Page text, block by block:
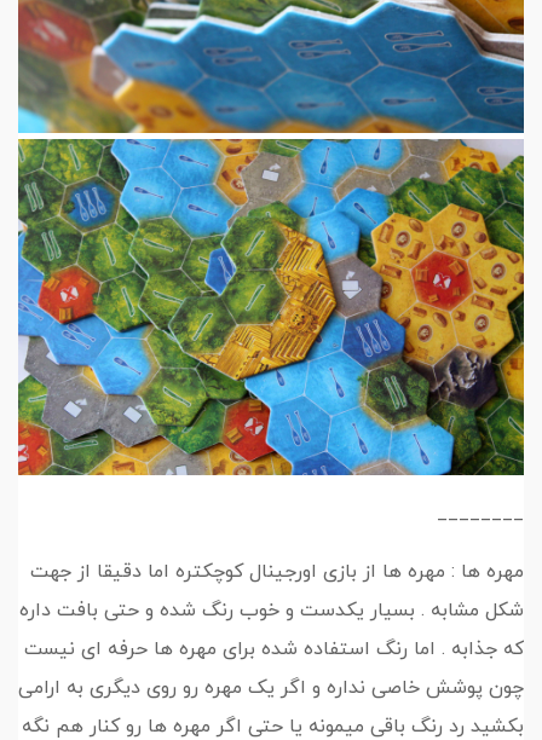
________
مهره ها : مهره ها از بازی اورجینال کوچکتره اما دقیقا از جهت
شکل مشابه . بسیار یکدست و خوب رنگ شده و حتی بافت داره
که جذابه . اما رنگ استفاده شده برای مهره ها حرفه ای نیست
چون پوشش خاصی نداره و اگر یک مهره رو روی دیگری به ارامی
بکشید رد رنگ باقی میمونه یا حتی اگر مهره ها رو کنار هم نگه